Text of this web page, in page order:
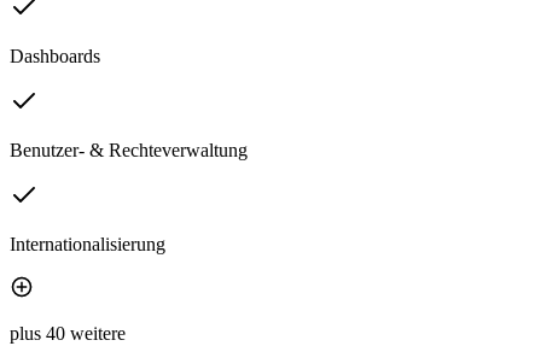
Dashboards
Benutzer- & Rechteverwaltung
Internationalisierung
plus 40 weitere